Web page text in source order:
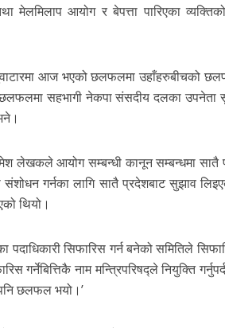
मेलमिलाप आयोग र बेपत्ता पारिएका
आज भएको छलफलमा उहाँहरुबीचको
सहभागी नेकपा संसदीय दलका उपनेता
लेखकले आयोग सम्बन्धी कानून सम्बन्धमा
गर्नका लागि सातै प्रदेशबाट सुझाव
थियो।
सिफारिस गर्न बनेको समितिले
गर्नेबित्तिकै नाम मन्त्रिपरिषद्ले नियुक्ति
छलफल भयो।’